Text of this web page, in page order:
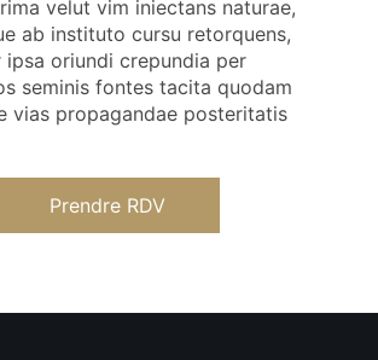
velut vim iniectans naturae,
ab instituto cursu retorquens,
ipsa oriundi crepundia per
seminis fontes tacita quodam
vias propagandae posteritatis
Prendre RDV